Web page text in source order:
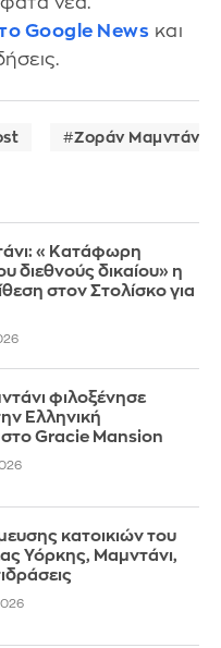
Google News και
Ζοράν Μαμντάνι
«Κατάφωρη
διεθνούς δικαίου» η
στον Στολίσκο για
φιλοξένησε
Ελληνική
Gracie Mansion
κατοικιών του
Υόρκης, Μαμντάνι,